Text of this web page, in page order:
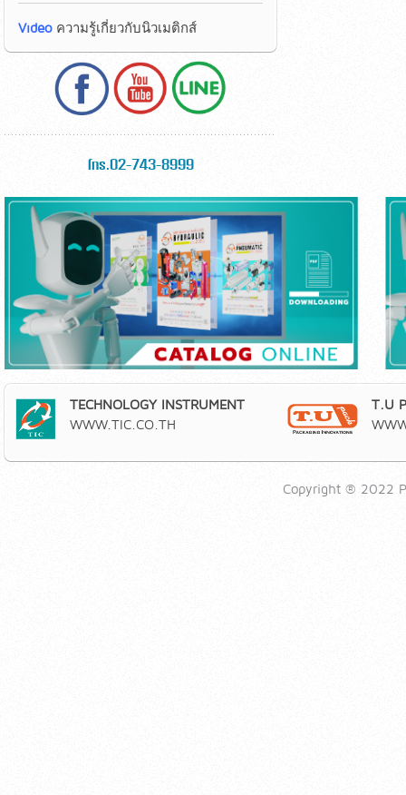
Videoความรู้เกี่ยวกับนิวเมติกส์
Videoความรู้เกี่ยวกับนิวเมติกส์
โทร.02-743-8999
TECHNOLOGY INSTRUMENT
WWW.TIC.CO.TH
T.U
Copyright ® 2022